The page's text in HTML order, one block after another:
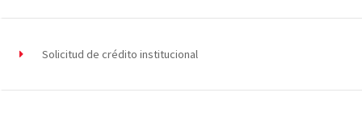
Solicitud de crédito institucional